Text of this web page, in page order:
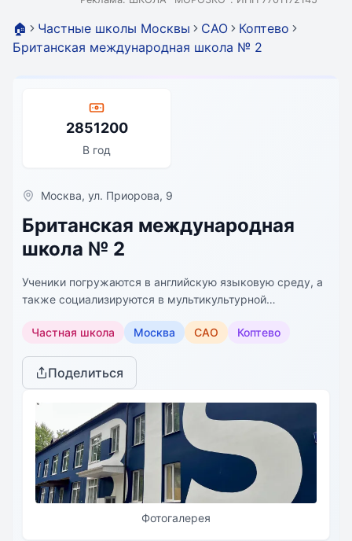
🏠 Частные школы Москвы САО
Коптево
Британская международная школа № 2
2851200
В год
Москва, ул. Приорова, 9
Британская международная
школа № 2
Ученики погружаются в английскую языковую среду, а
также социализируются в мультикультурной
и изучают английский язык, математику,
Занятия английским языком проходят в небольших
группах. Уже на Второй ступени обучения дети с
успехом сдают международные языковые экзамены. В
школе работают секции и кружки, направленные на
развитие творческих, интеллектуальных способностей.
Частная школа Москва САО Коптево
Поделиться
Фотогалерея